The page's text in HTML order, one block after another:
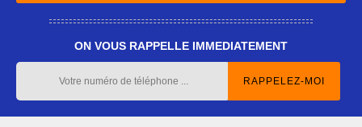
ON VOUS RAPPELLE IMMEDIATEMENT